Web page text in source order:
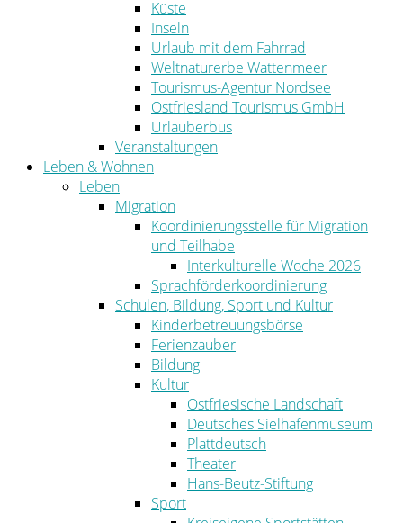
Küste
Inseln
Urlaub mit dem Fahrrad
Weltnaturerbe Wattenmeer
Tourismus-Agentur Nordsee
Ostfriesland Tourismus GmbH
Urlauberbus
Veranstaltungen
Leben & Wohnen
Leben
Migration
Koordinierungsstelle für Migration
und Teilhabe
Interkulturelle Woche 2026
Sprachförderkoordinierung
Schulen, Bildung, Sport und Kultur
Kinderbetreuungsbörse
Ferienzauber
Bildung
Kultur
Ostfriesische Landschaft
Deutsches Sielhafenmuseum
Plattdeutsch
Theater
Hans-Beutz-Stiftung
Sport